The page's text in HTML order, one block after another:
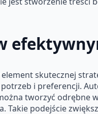
skutecznej
i preferencji.
tworzyć
Takie podejście